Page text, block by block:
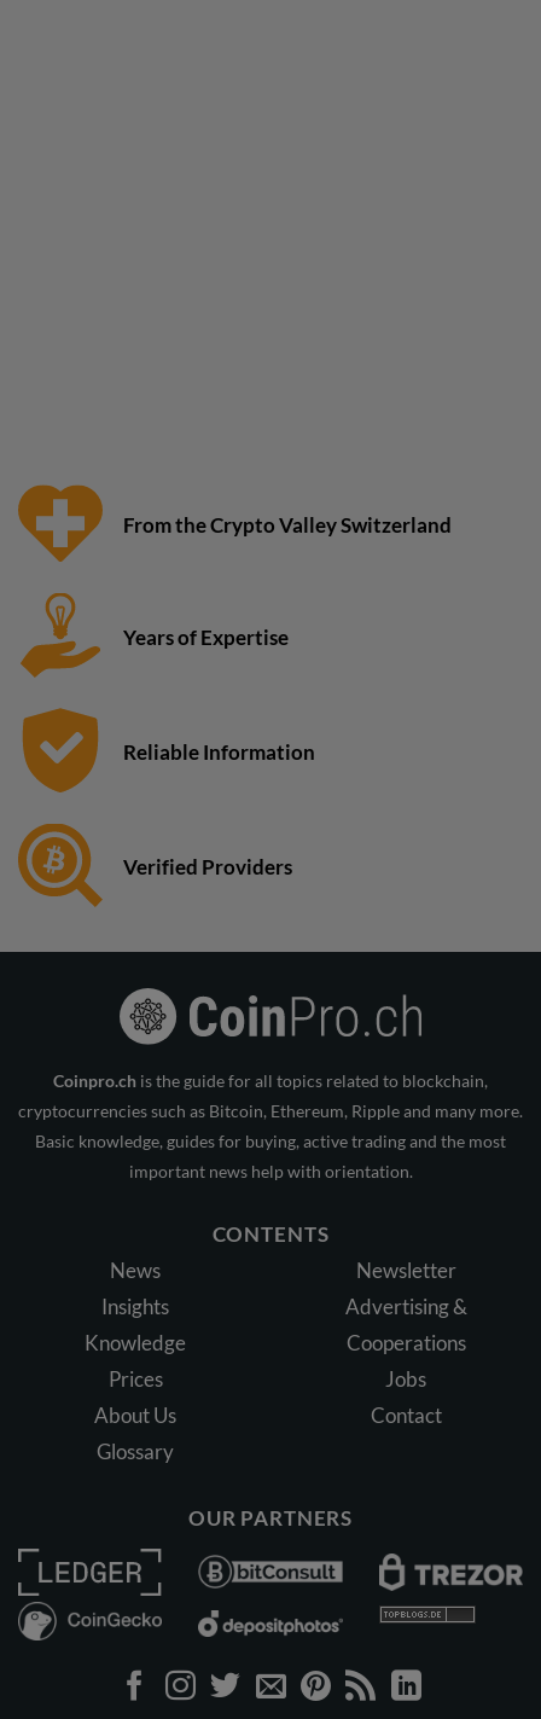
From the Crypto Valley Switzerland
Years of Expertise
Reliable Information
Verified Providers
Coinpro.ch is the guide for all topics related to blockchain,
cryptocurrencies such as Bitcoin, Ethereum, Ripple and many more.
Basic knowledge, guides for buying, active trading and the most
important news help with orientation.
CONTENTS
News
Insights
Knowledge
Prices
About Us
Glossary
Newsletter
Advertising &
Cooperations
Jobs
Contact
OUR PARTNERS